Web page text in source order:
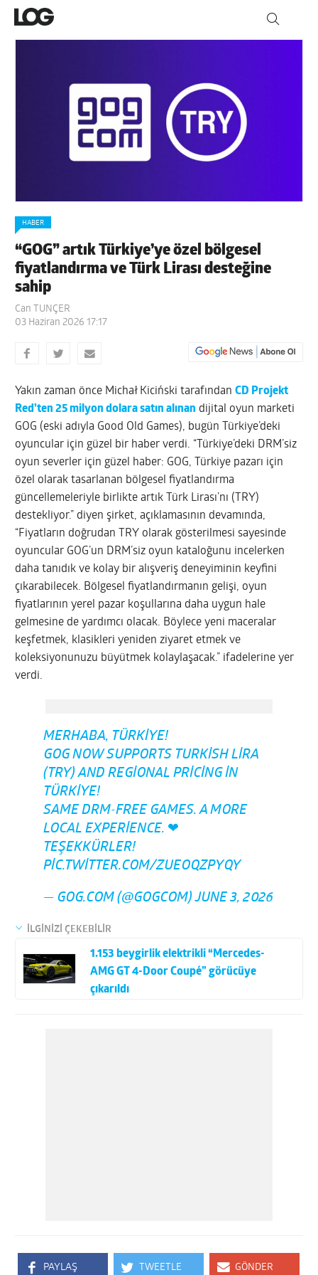
HABER
“GOG” artık Türkiye’ye özel bölgesel
fiyatlandırma ve Türk Lirası desteğine
sahip
Can TUNÇER
03 Haziran 2026 17:17
Yakın zaman önce Michał Kiciński tarafındanCD Projekt
Red’ten 25 milyon dolara satın alınan dijital oyun marketi
GOG (eski adıyla Good Old Games), bugün Türkiye’deki
oyuncular için güzel bir haber verdi. “Türkiye’deki DRM’siz
oyun severler için güzel haber: GOG, Türkiye pazarı için
özel olarak tasarlanan bölgesel fiyatlandırma
güncellemeleriyle birlikte artık Türk Lirası’nı (TRY)
destekliyor.” diyen şirket, açıklamasının devamında,
“Fiyatların doğrudan TRY olarak gösterilmesi sayesinde
oyuncular GOG’un DRM’siz oyun kataloğunu incelerken
daha tanıdık ve kolay bir alışveriş deneyiminin keyfini
çıkarabilecek. Bölgesel fiyatlandırmanın gelişi, oyun
fiyatlarının yerel pazar koşullarına daha uygun hale
gelmesine de yardımcı olacak. Böylece yeni maceralar
keşfetmek, klasikleri yeniden ziyaret etmek ve
koleksiyonunuzu büyütmek kolaylaşacak.” ifadelerine yer
verdi.
MERHABA, TÜRKIYE!
GOG NOW SUPPORTS TURKISH LIRA
(TRY) AND REGIONAL PRICING IN
TÜRKIYE!
SAME DRM-FREE GAMES. A MORE
LOCAL EXPERIENCE. ❤
TEŞEKKÜRLER!
PIC.TWITTER.COM/ZUEOQZPYQY
— GOG.COM (@GOGCOM)JUNE 3, 2026
İLGİNİZİ ÇEKEBİLİR
1.153 beygirlik elektrikli “Mercedes-
AMG GT 4-Door Coupé” görücüye
çıkarıldı
PAYLAŞ TWEETLE GÖNDER